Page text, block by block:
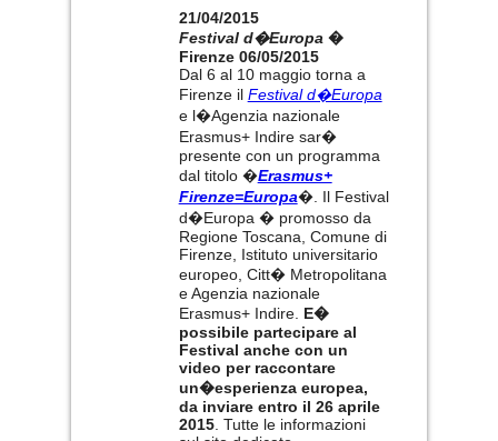
21/04/2015
Festival d�Europa�
Firenze 06/05/2015
Dal 6 al 10 maggio torna a
Firenze il Festival d�Europa
e l�Agenzia nazionale
Erasmus+ Indire sar�
presente con un programma
dal titolo �Erasmus+
Firenze=Europa�. Il Festival
d�Europa � promosso da
Regione Toscana, Comune di
Firenze, Istituto universitario
europeo, Citt� Metropolitana
e Agenzia nazionale
Erasmus+ Indire. E�
possibile partecipare al
Festival anche con un
video per raccontare
un�esperienza europea,
da inviare entro il 26 aprile
2015. Tutte le informazioni